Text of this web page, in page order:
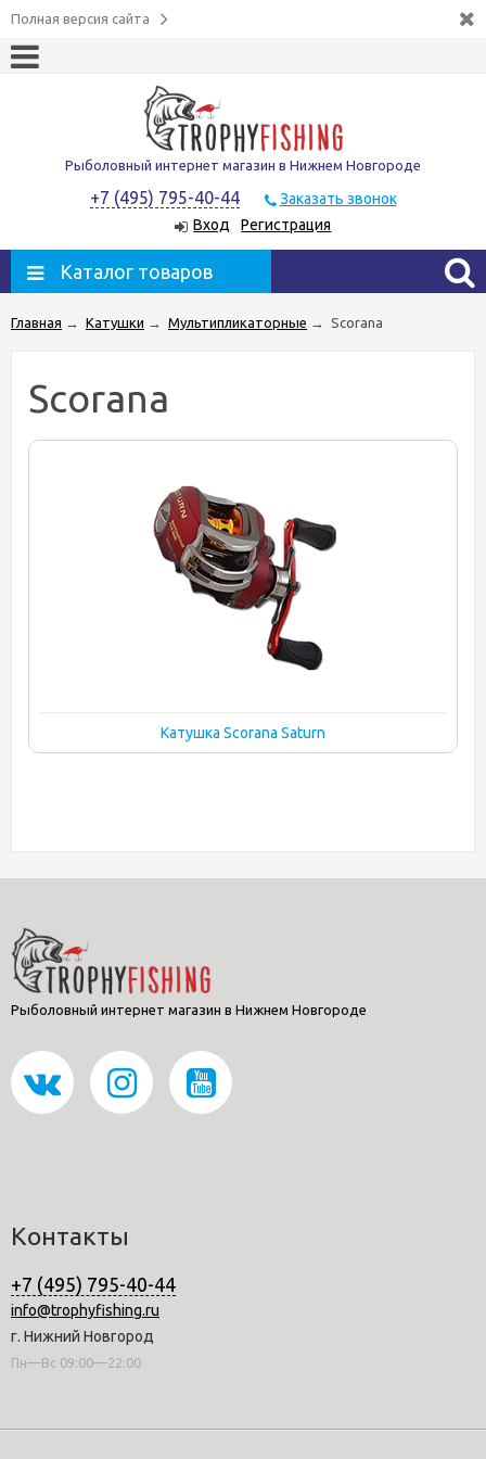
Полная версия сайта
Рыболовный интернет магазин в Нижнем Новгороде
+7 (495) 795-40-44
Заказать звонок
Вход
Регистрация
Каталог товаров
Главная → Катушки → Мультипликаторные → Scorana
Scorana
Катушка Scorana Saturn
Рыболовный интернет магазин в Нижнем Новгороде
Контакты
+7 (495) 795-40-44
info@trophyfishing.ru
г. Нижний Новгород
Пн—Вс 09:00—22:00